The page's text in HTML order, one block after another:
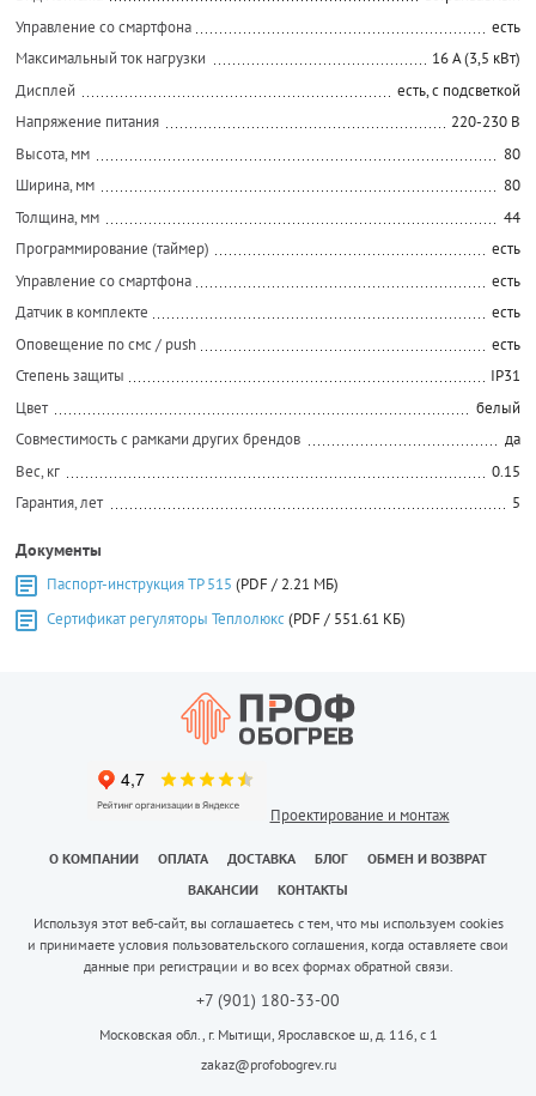
Управление со смартфона
есть
Максимальный ток нагрузки
16 А (3,5 кВт)
Дисплей
есть, с подсветкой
Напряжение питания
220-230 В
Высота, мм
80
Ширина, мм
80
Толщина, мм
44
Программирование (таймер)
есть
Управление со смартфона
есть
Датчик в комплекте
есть
Оповещение по смс / push
есть
Степень защиты
IP31
Цвет
белый
Совместимость с рамками других брендов
да
Вес, кг
0.15
Гарантия, лет
5
Документы
Паспорт-инструкция ТР 515 (PDF / 2.21 МБ)
Сертификат регуляторы Теплолюкс(PDF / 551.61 КБ)
Проектирование и монтаж
О КОМПАНИИ ОПЛАТА ДОСТАВКА БЛОГ
ОБМЕН И ВОЗВРАТ
ВАКАНСИИ
КОНТАКТЫ
Используя этот веб-сайт, вы соглашаетесь с тем, что мы используем cookies
и принимаете условия пользовательского соглашения, когда оставляете свои
данные при регистрации и во всех формах обратной связи.
+7 (901) 180-33-00
Московская обл., г. Мытищи, Ярославское ш, д. 116, с 1
zakaz@profobogrev.ru